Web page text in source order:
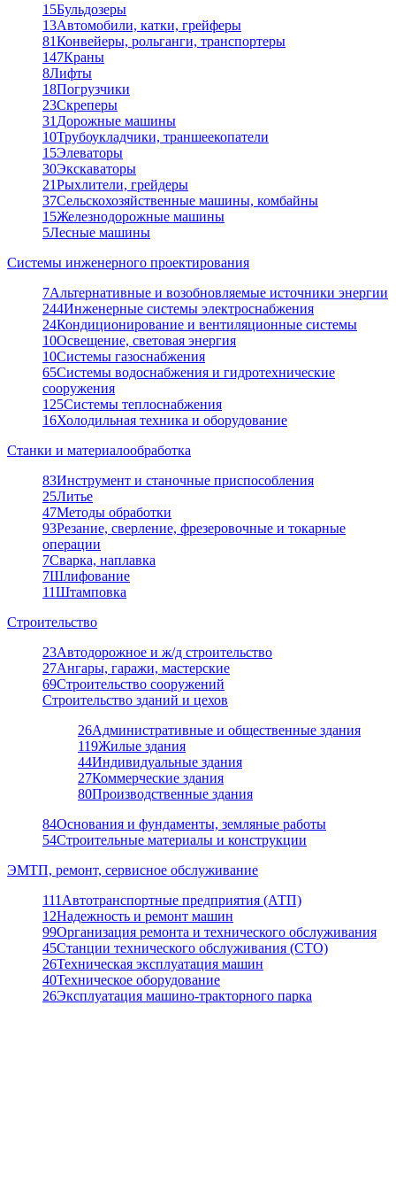
15Бульдозеры
13Автомобили, катки, грейферы
81Конвейеры, рольганги, транспортеры
147Краны
8Лифты
18Погрузчики
23Скреперы
31 Дорожные машины
10Трубоукладчики, траншеекопатели
15Элеваторы
30Экскаваторы
21Рыхлители, грейдеры
37Сельскохозяйственные машины, комбайны
15Железнодорожные машины
5Лесные машины
Системы инженерного проектирования
7Альтернативные и возобновляемые источники энергии
244Инженерные системы электроснабжения
24Кондиционирование и вентиляционные системы
10Освещение, световая энергия
10Системы газоснабжения
65Системы водоснабжения и гидротехнические
сооружения
125Системы теплоснабжения
16Холодильная техника и оборудование
Станки и материалообработка
83Инструмент и станочные приспособления
25Литье
47Методы обработки
93Резание, сверление, фрезеровочные и токарные
операции
7Сварка, наплавка
7Шлифование
11Штамповка
Строительство
23Автодорожное и ж/д строительство
27Ангары, гаражи, мастерские
69Строительство сооружений
Строительство зданий и цехов
26Административные и общественные здания
119Жилые здания
44Индивидуальные здания
27Коммерческие здания
80Производственные здания
84Основания и фундаменты, земляные работы
54Строительные материалы и конструкции
ЭМТП, ремонт, сервисное обслуживание
111 Автотранспортные предприятия (АТП)
12Надежность и ремонт машин
99Организация ремонта и технического обслуживания
45Станции технического обслуживания (СТО)
26Техническая эксплуатация машин
40Техническое оборудование
26Эксплуатация машино-тракторного парка